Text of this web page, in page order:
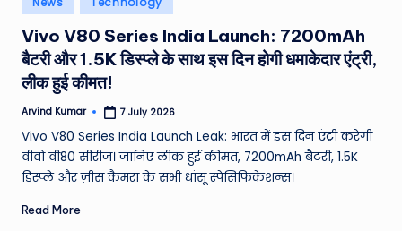
e
a
t
h
er
,
T
e
in
Vivo V80 Series India Launch: 7200mAh
बैटरी और 1.5K डिस्प्ले के साथ इस दिन होगी धमाकेदार एंट्री,
लीक हुई कीमत!
Posted
Arvind Kumar 7 July 2026
Vivo V80 Series India Launch Leak: भारत में इस दिन एंट्री करेगी
वीवो वी80 सीरीज। जानिए लीक हुई कीमत, 7200mAh बैटरी, 1.5K
डिस्प्ले और ज़ीस कैमरा के सभी धांसू स्पेसिफिकेशन्स।
Read More